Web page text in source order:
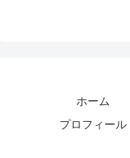
ホーム
プロフィール